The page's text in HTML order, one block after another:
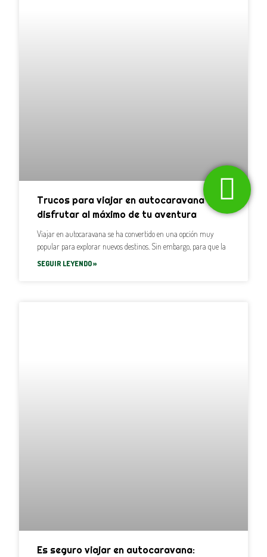
Trucos para viajar en autocaravana y
disfrutar al máximo de tu aventura
Viajar en autocaravana se ha convertido en una opción muy
popular para explorar nuevos destinos. Sin embargo, para que la
SEGUIR LEYENDO »
Es seguro viajar en autocaravana: